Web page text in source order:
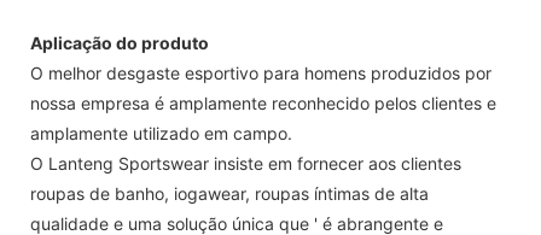
Aplicação do produto
O melhor desgaste esportivo para homens produzidos por
nossa empresa é amplamente reconhecido pelos clientes e
amplamente utilizado em campo.
O Lanteng Sportswear insiste em fornecer aos clientes
roupas de banho, iogawear, roupas íntimas de alta
qualidade e uma solução única que ' é abrangente e